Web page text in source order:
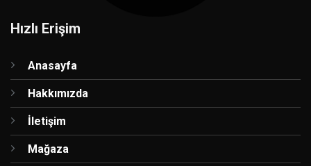
Hızlı Erişim
Anasayfa
Hakkımızda
İletişim
Mağaza